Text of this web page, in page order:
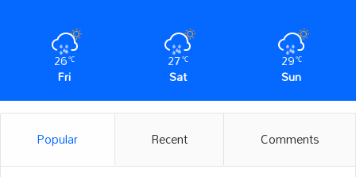
26℃
Fri
27℃
Sat
29℃
Sun
Popular Recent Comments